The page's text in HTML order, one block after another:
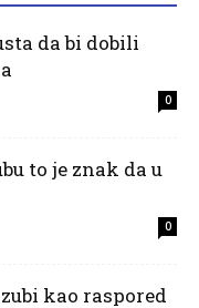
da bi dobili
0
to je znak da u
0
kao raspored